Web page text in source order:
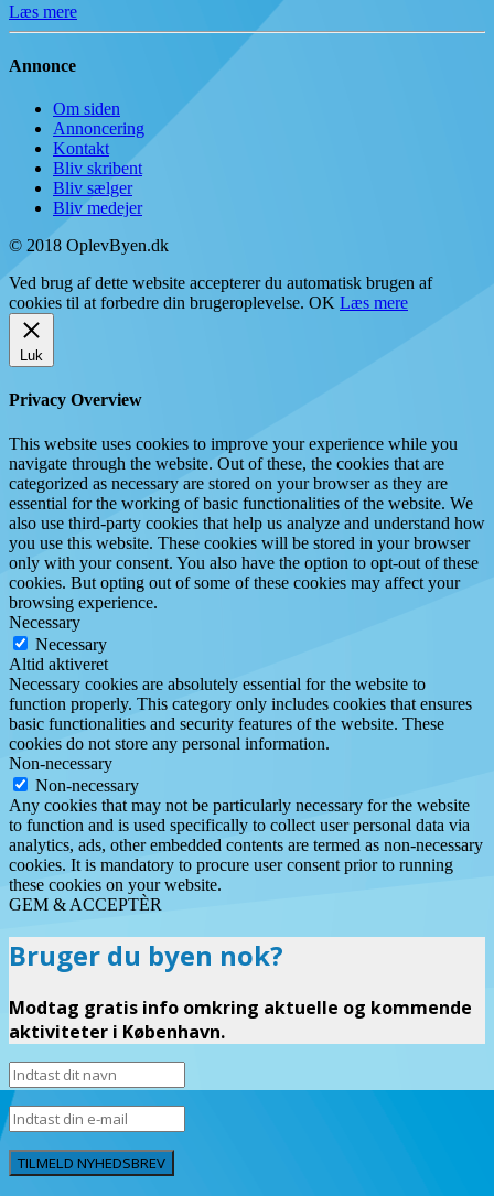
Læs mere
Annonce
Om siden
Annoncering
Kontakt
Bliv skribent
Bliv sælger
Bliv medejer
© 2018 OplevByen.dk
Ved brug af dette website accepterer du automatisk brugen af
cookies til at forbedre din brugeroplevelse. OK Læs mere
Luk
Privacy Overview
This website uses cookies to improve your experience while you
navigate through the website. Out of these, the cookies that are
categorized as necessary are stored on your browser as they are
essential for the working of basic functionalities of the website. We
also use third-party cookies that help us analyze and understand how
you use this website. These cookies will be stored in your browser
only with your consent. You also have the option to opt-out of these
cookies. But opting out of some of these cookies may affect your
browsing experience.
Necessary
Necessary
Altid aktiveret
Necessary cookies are absolutely essential for the website to
function properly. This category only includes cookies that ensures
basic functionalities and security features of the website. These
cookies do not store any personal information.
Non-necessary
Non-necessary
Any cookies that may not be particularly necessary for the website
to function and is used specifically to collect user personal data via
analytics, ads, other embedded contents are termed as non-necessary
cookies. It is mandatory to procure user consent prior to running
these cookies on your website.
GEM & ACCEPTÈR
Bruger du byen nok?
Modtag gratis info omkring aktuelle og kommende
aktiviteter i København.
TILMELD NYHEDSBREV